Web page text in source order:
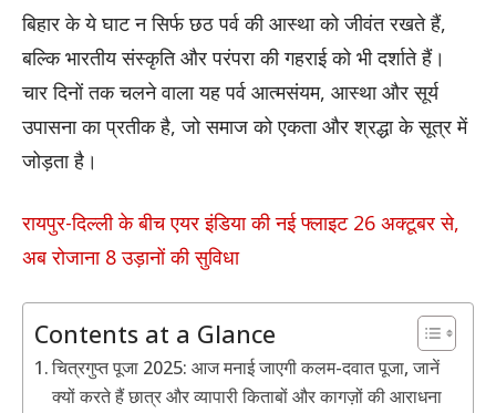
बिहार के ये घाट न सिर्फ छठ पर्व की आस्था को जीवंत रखते हैं,
बल्कि भारतीय संस्कृति और परंपरा की गहराई को भी दर्शाते हैं।
चार दिनों तक चलने वाला यह पर्व आत्मसंयम, आस्था और सूर्य
उपासना का प्रतीक है, जो समाज को एकता और श्रद्धा के सूत्र में
जोड़ता है।
रायपुर-दिल्ली के बीच एयर इंडिया की नई फ्लाइट 26 अक्टूबर से,
अब रोजाना 8 उड़ानों की सुविधा
Contents at a Glance
चित्रगुप्त पूजा 2025: आज मनाई जाएगी कलम-दवात पूजा, जानें
क्यों करते हैं छात्र और व्यापारी किताबों और कागज़ों की आराधना